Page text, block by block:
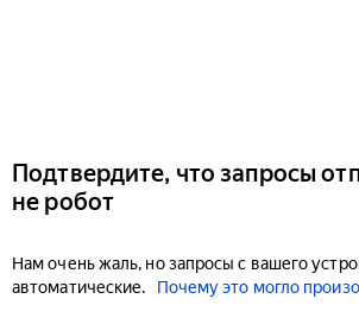
Подтвердите, что запросы
не робот
Нам очень жаль, но запросы с вашего
автоматические.
Почему это могло